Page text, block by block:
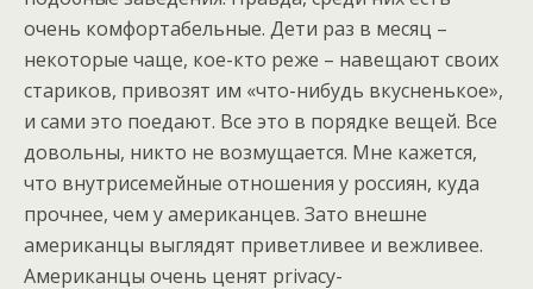
очень комфортабельные. Дети раз в месяц –
некоторые чаще, кое-кто реже – навещают своих
стариков, привозят им «что-нибудь вкусненькое»,
и сами это поедают. Все это в порядке вещей. Все
довольны, никто не возмущается. Мне кажется,
что внутрисемейные отношения у россиян, куда
прочнее, чем у американцев. Зато внешне
американцы выглядят приветливее и вежливее.
Американцы очень ценят privacy-